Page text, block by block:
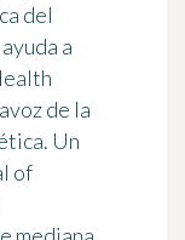
del
a
de la
Un
of